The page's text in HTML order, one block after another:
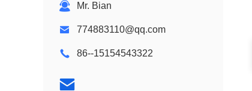
Mr. Bian
774883110@qq.com
86--15154543322